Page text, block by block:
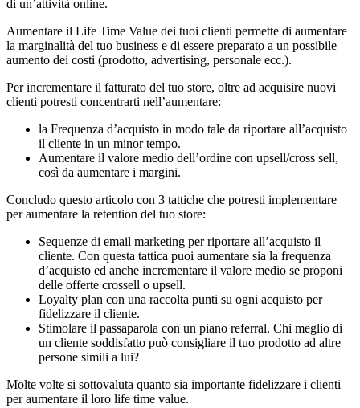
di un’attività online.
Aumentare il Life Time Value dei tuoi clienti permette di aumentare
la marginalità del tuo business e di essere preparato a un possibile
aumento dei costi (prodotto, advertising, personale ecc.).
Per incrementare il fatturato del tuo store, oltre ad acquisire nuovi
clienti potresti concentrarti nell’aumentare:
la Frequenza d’acquisto in modo tale da riportare all’acquisto
il cliente in un minor tempo.
Aumentare il valore medio dell’ordine con upsell/cross sell,
così da aumentare i margini.
Concludo questo articolo con 3 tattiche che potresti implementare
per aumentare la retention del tuo store:
Sequenze di email marketing per riportare all’acquisto il
cliente. Con questa tattica puoi aumentare sia la frequenza
d’acquisto ed anche incrementare il valore medio se proponi
delle offerte crossell o upsell.
Loyalty plan con una raccolta punti su ogni acquisto per
fidelizzare il cliente.
Stimolare il passaparola con un piano referral. Chi meglio di
un cliente soddisfatto può consigliare il tuo prodotto ad altre
persone simili a lui?
Molte volte si sottovaluta quanto sia importante fidelizzare i clienti
per aumentare il loro life time value.